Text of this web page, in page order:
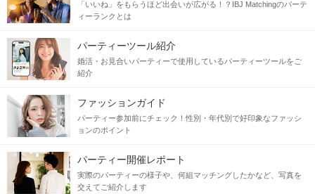
「いいね」をもらうほど出会いが広がる！？IBJ Matchingのパーテ
ィーランクとは
パーティーツール紹介
婚活・お見合いパーティーで使用しているパーティーツールをご
紹介
ファッションガイド
パーティー参加前にチェック！性別・年代別で好印象なファッシ
ョンのポイント
パーティー開催レポート
実際のパーティーの様子や、何組マッチングしたかなど、写真を
交えてご紹介します